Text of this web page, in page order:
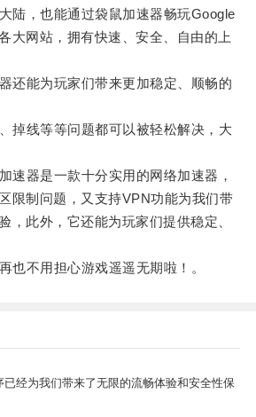
，也能通过袋鼠加速器畅玩Google
大网站，拥有快速、安全、自由的上
能为玩家们带来更加稳定、顺畅的
线等等问题都可以被轻松解决，大
器是一款十分实用的网络加速器，
限制问题，又支持VPN功能为我们带
，此外，它还能为玩家们提供稳定、
不用担心游戏遥遥无期啦！。
经为我们带来了无限的流畅体验和安全性保